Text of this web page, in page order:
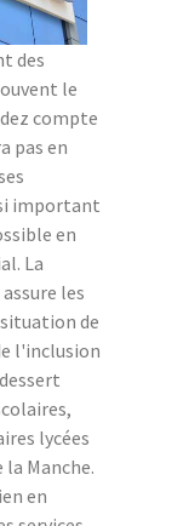
des
le
compte
pas en
important
en
La
les
de
l'inclusion
lycées
Manche.
en